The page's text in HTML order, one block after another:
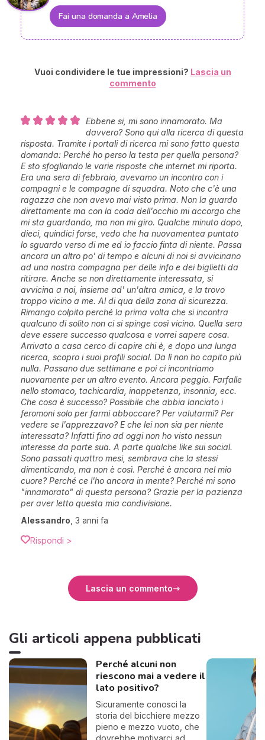
Fai una domanda a Amelia
Vuoi condividere le tue impressioni? Lascia un
commento
Ebbene si, mi sono innamorato. Ma
davvero? Sono qui alla ricerca di questa
risposta. Tramite i portali di ricerca mi sono fatto questa
domanda: Perché ho perso la testa per quella persona?
E sto sfogliando le varie risposte che internet mi riporta.
Era una sera di febbraio, avevamo un incontro con i
compagni e le compagne di squadra. Noto che c'è una
ragazza che non avevo mai visto prima. Non la guardo
direttamente ma con la coda dell'occhio mi accorgo che
mi sta guardando, ma non mi giro. Qualche minuto dopo,
dieci, quindici forse, vedo che ha nuovamentea puntato
lo sguardo verso di me ed io faccio finta di niente. Passa
ancora un altro po' di tempo e alcuni di noi si avvicinano
ad una nostra compagna per delle info e dei biglietti da
ritirare. Anche se non direttamente interessata, si
avvicina a noi, insieme ad' un'altra amica, e la trovo
troppo vicino a me. Al di qua della zona di sicurezza.
Rimango colpito perché la prima volta che si incontra
qualcuno di solito non ci si spinge così vicino. Quella sera
deve essere successo qualcosa e vorrei sapere cosa.
Arrivato a casa cerco di capire chi è, e dopo una lunga
ricerca, scopro i suoi profili social. Da lì non ho capito più
nulla. Passano due settimane e poi ci incontriamo
nuovamente per un altro evento. Ancora peggio. Farfalle
nello stomaco, tachicardia, inappetenza, insonnia, ecc.
Che cosa è successo? Possibile che abbia lanciato i
feromoni solo per farmi abboccare? Per valutarmi? Per
vedere se l'apprezzavo? E che lei non sia per niente
interessata? Infatti fino ad oggi non ho visto nessun
interesse da parte sua. A parte qualche like sui social.
Sono passati quattro mesi, sembrava che la stessi
dimenticando, ma non è così. Perché è ancora nel mio
cuore? Perché ce l'ho ancora in mente? Perché mi sono
"innamorato" di questa persona? Grazie per la pazienza
per aver letto questa mia condivisione.
Alessandro 3 anni fa
Rispondi >
Lascia un commento
Gli articoli appena pubblicati
Perché alcuni non
riescono mai a vedere il
lato positivo?
Sicuramente conosci la
storia del bicchiere mezzo
pieno e mezzo vuoto, che
dovrebbe motivarci ad